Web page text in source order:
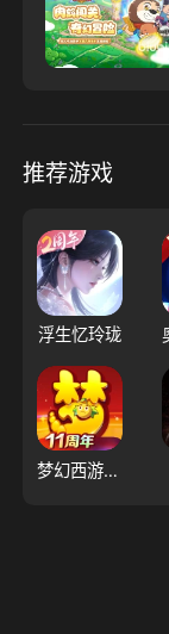
推荐游戏
浮生忆玲珑
梦幻西游（大陆服）